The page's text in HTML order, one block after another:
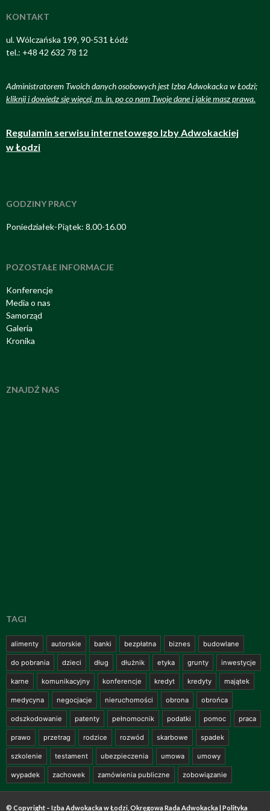
KONTAKT
ul. Wólczańska 199, 90-531 Łódź
tel.: +48 42 632 78 12
Administratorem Twoich danych osobowych jest Izba Adwokacka w Łodzi;
kliknij i dowiedz się więcej, m. in. po co nam Twoje dane i jakie masz prawa.
Regulamin serwisu internetowego Izby Adwokackiej
w Łodzi
GODZINY PRACY
Poniedziałek-Piątek: 8.00-16.00
POZOSTAŁE INFORMACJE
Konferencje
Media o nas
Samorząd
Galeria
Kronika
ZNAJDŹ NAS
TAGI
alimenty autorskie banki bezpłatna biznes budowlane
do pobrania dzieci dług dłużnik etyka grunty inwestycje
karne komunikacyjny konferencje kredyt kredyty majątek
medycyna negocjacje nieruchomości obrona obrońca
odszkodowanie patenty pełnomocnik podatki pomoc praca
prawo przetrag rodzice rozwód skarbowe spadek
szkolenie testament ubezpieczenia umowa umowy
wypadek zachowek zamówienia publiczne zobowiązanie
© Copyright – Izba Adwokacka w Łodzi, Okręgowa Rada Adwokacka | Polityka